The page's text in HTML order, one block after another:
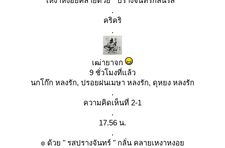
.
คริคริ
.
เฒ่ายาจก
9 ชั่วโมงที่แล้ว
นกโก๊ก หลงรัก, ปรอยฝนเมษา หลงรัก, ดุหยง หลงรัก
.
ความคิดเห็นที่ 2-1
.
17.56 น.
.
๏ ด้วย " รสปรางจันทร์ " กลั่น คลายเหงาหงอ